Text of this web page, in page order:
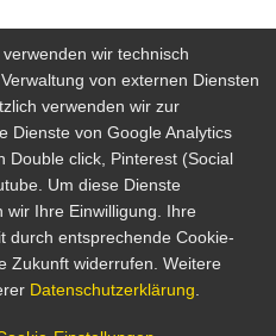
wir technisch
von externen Diensten
verwenden wir zur
Dienste von Google Analytics
Double click, Pinterest (Social
Um diese Dienste
Ihre Einwilligung. Ihre
durch entsprechende Cookie-
Zukunft widerrufen. Weitere
Datenschutzerklärung